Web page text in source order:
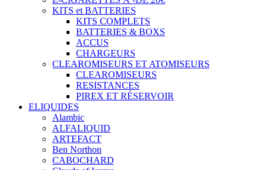
KITS et BATTERIES
KITS COMPLETS
BATTERIES & BOXS
ACCUS
CHARGEURS
CLEAROMISEURS ET ATOMISEURS
CLEAROMISEURS
RESISTANCES
PIREX ET RÉSERVOIR
ELIQUIDES
Alambic
ALFALIQUID
ARTEFACT
Ben Northon
CABOCHARD